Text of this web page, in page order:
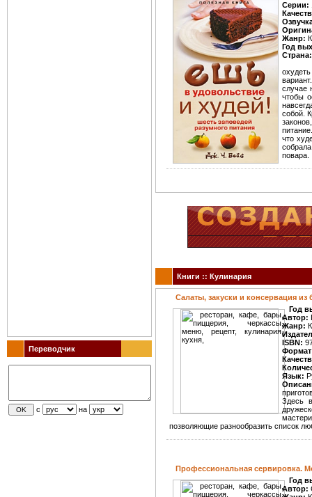
Переводчик
с на
Серии:
Жанр:
Год
Страна:
случае
чтобы
собой.
что
повара.
Книги :: Кулинария
Салаты, закуски и консервация
Год
Автор:
Жанр:
ISBN:
Язык:
Здесь
позволяющие разнообразить список
Профессиональная сервировка.
Год
Автор: